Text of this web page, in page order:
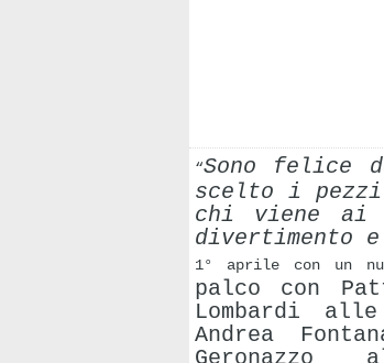
“Sono felice
scelto i pezzi
chi viene ai
divertimento e
1° aprile con un
palco con
Lombardi
Andrea